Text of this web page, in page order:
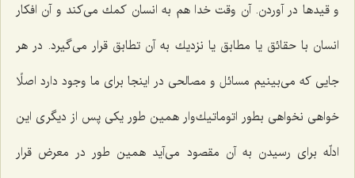
و قیدها در آوردن. آن وقت خدا هم به انسان كمك می‌كند و آن افكار
انسان با حقائق یا مطابق یا نزدیك به آن تطابق قرار می‌گیرد. در هر
جایی كه می‌بینیم مسائل و مصالحی در اینجا برای ما وجود دارد اصلًا
خواهی نخواهی بطور اتوماتیك‌وار همین طور یكی پس از دیگری این
ادلّه برای رسیدن به آن مقصود می‌آید همین طور در معرض قرار